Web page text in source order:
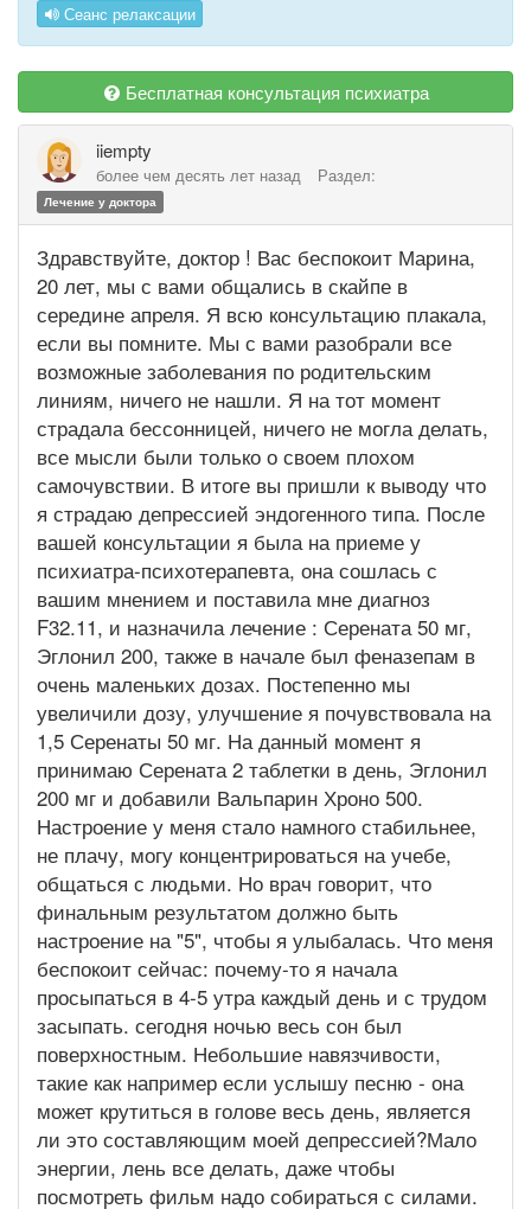
Сеанс релаксации
Бесплатная консультация психиатра
iiempty
более чем десять лет назад Раздел:
Лечение у доктора
Здравствуйте, доктор ! Вас беспокоит Марина,
20 лет, мы с вами общались в скайпе в
середине апреля. Я всю консультацию плакала,
если вы помните. Мы с вами разобрали все
возможные заболевания по родительским
линиям, ничего не нашли. Я на тот момент
страдала бессонницей, ничего не могла делать,
все мысли были только о своем плохом
самочувствии. В итоге вы пришли к выводу что
я страдаю депрессией эндогенного типа. После
вашей консультации я была на приеме у
психиатра-психотерапевта, она сошлась с
вашим мнением и поставила мне диагноз
F32.11, и назначила лечение : Серената 50 мг,
Эглонил 200, также в начале был феназепам в
очень маленьких дозах. Постепенно мы
увеличили дозу, улучшение я почувствовала на
1,5 Серенаты 50 мг. На данный момент я
принимаю Серената 2 таблетки в день, Эглонил
200 мг и добавили Вальпарин Хроно 500.
Настроение у меня стало намного стабильнее,
не плачу, могу концентрироваться на учебе,
общаться с людьми. Но врач говорит, что
финальным результатом должно быть
настроение на "5", чтобы я улыбалась. Что меня
беспокоит сейчас: почему-то я начала
просыпаться в 4-5 утра каждый день и с трудом
засыпать. сегодня ночью весь сон был
поверхностным. Небольшие навязчивости,
такие как например если услышу песню - она
может крутиться в голове весь день, является
ли это составляющим моей депрессией?Мало
энергии, лень все делать, даже чтобы
посмотреть фильм надо собираться с силами.